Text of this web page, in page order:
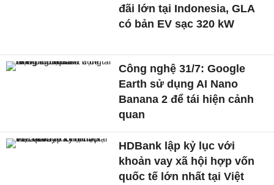
đãi lớn tại Indonesia, GLA
có bản EV sạc 320 kW
Công nghệ 31/7: Google
Earth sử dụng AI Nano
Banana 2 để tái hiện cảnh
quan
HDBank lập kỷ lục với
khoản vay xã hội hợp vốn
quốc tế lớn nhất tại Việt